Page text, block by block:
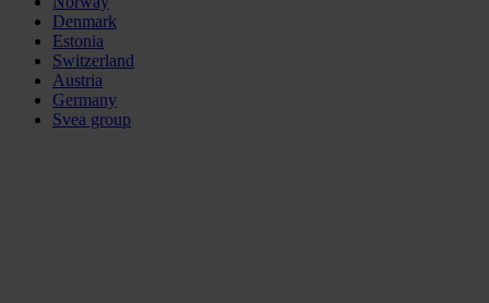
Denmark
Estonia
Switzerland
Austria
Germany
Svea group